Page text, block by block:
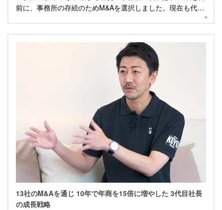
前に、事務所の存続のためM&Aを選択しました。現在も代表
13社のM&Aを通じ 10年で年商を15倍に増やした 3代目社長
の成長戦略